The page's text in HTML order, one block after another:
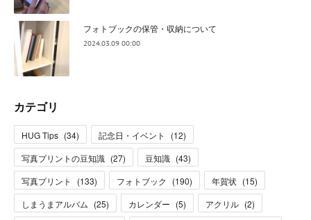
フォトブックの保管・収納について
2024.03.09 00:00
カテゴリ
HUG Tips (34) 記念日・イベント (12)
写真プリントの豆知識 (27) 豆知識 (43)
写真プリント
(133) フォトブック (190) 年賀状 (15)
しまうまアルバム (25) カレンダー (5) アクリル (2)